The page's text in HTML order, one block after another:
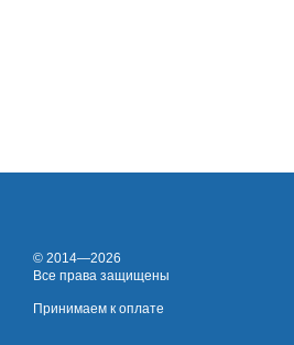
© 2014—2026
Все права защищены
Принимаем к оплате